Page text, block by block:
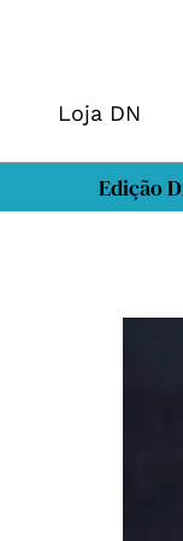
Loja DN
Edição